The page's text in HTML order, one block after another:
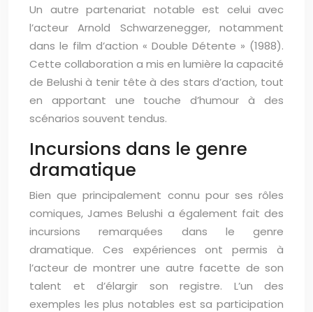
Un autre partenariat notable est celui avec
l’acteur Arnold Schwarzenegger, notamment
dans le film d’action « Double Détente » (1988).
Cette collaboration a mis en lumière la capacité
de Belushi à tenir tête à des stars d’action, tout
en apportant une touche d’humour à des
scénarios souvent tendus.
Incursions dans le genre
dramatique
Bien que principalement connu pour ses rôles
comiques, James Belushi a également fait des
incursions remarquées dans le genre
dramatique. Ces expériences ont permis à
l’acteur de montrer une autre facette de son
talent et d’élargir son registre. L’un des
exemples les plus notables est sa participation